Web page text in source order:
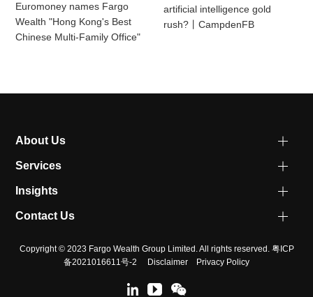
Euromoney names Fargo
Wealth "Hong Kong's Best
Chinese Multi-Family Office"
artificial intelligence gold
rush?丨CampdenFB
About Us
Services
Insights
Contact Us
Copyright © 2023 Fargo Wealth Group Limited. All rights reserved. 粤ICP
备2021016611号-2
Disclaimer Privacy Policy